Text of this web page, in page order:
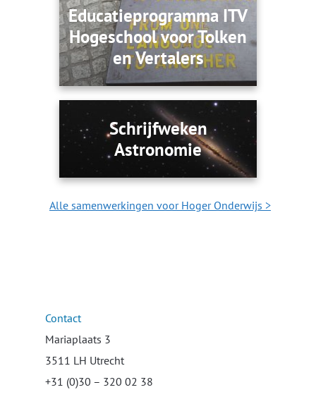
Educatieprogramma ITV
Hogeschool voor Tolken
en Vertalers
Schrijfweken
Astronomie
Alle samenwerkingen voor Hoger Onderwijs >
Contact
Mariaplaats 3
3511 LH Utrecht
+31 (0)30 – 320 02 38